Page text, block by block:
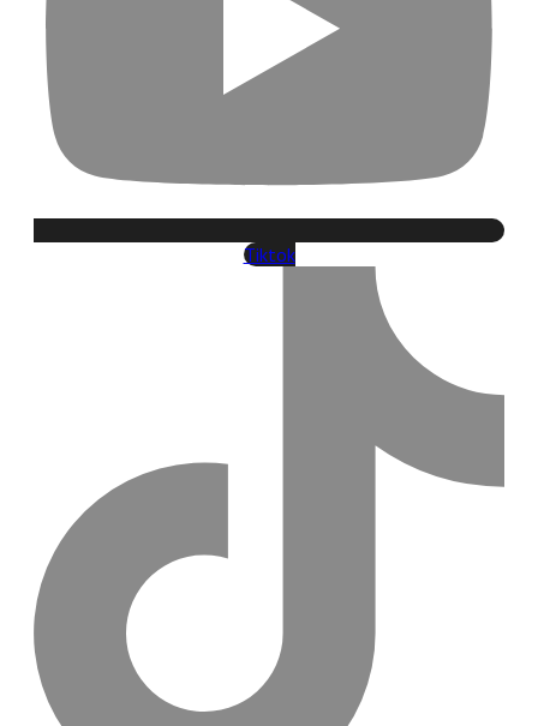
Tiktok